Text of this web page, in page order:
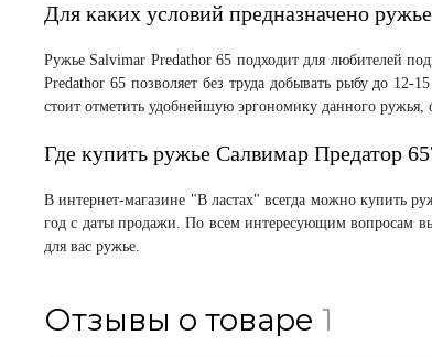
Для каких условий предназначено
Ружье Salvimar Predathor 65 подходит для любителей
Predathor 65 позволяет без труда добывать рыбу до
стоит отметить удобнейшую эргономику данного ружья,
Где купить ружье Салвимар Предатор
В интернет-магазине "В ластах" всегда можно купить
год с даты продажи. По всем интересующим вопросам
для вас ружье.
Отзывы о товаре 1